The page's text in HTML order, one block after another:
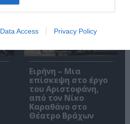
Data Access Privacy Policy
Ειρήνη – Μια
επίσκεψη στο έργο
του Αριστοφάνη,
από τον Νίκο
Καραθάνο στο
Θέατρο Βράχων